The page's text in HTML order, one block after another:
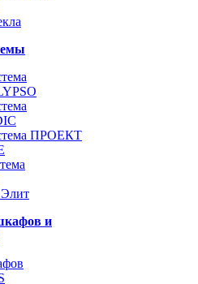
ПРОЕКТ
и